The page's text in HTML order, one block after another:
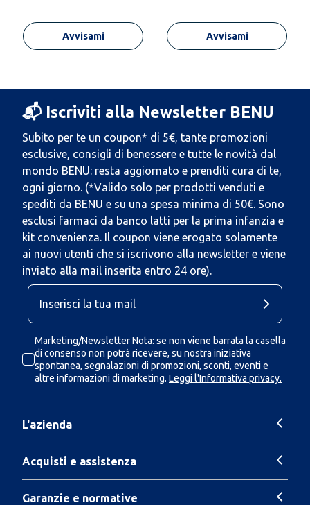
Avvisami Avvisami
📬 Iscriviti alla Newsletter BENU
Subito per te un coupon* di 5€, tante promozioni
esclusive, consigli di benessere e tutte le novità dal
mondo BENU: resta aggiornato e prenditi cura di te,
ogni giorno. (*Valido solo per prodotti venduti e
spediti da BENU e su una spesa minima di 50€. Sono
esclusi farmaci da banco latti per la prima infanzia e
kit convenienza. Il coupon viene erogato solamente
ai nuovi utenti che si iscrivono alla newsletter e viene
inviato alla mail inserita entro 24 ore).
Marketing/Newsletter Nota: se non viene barrata la casella
di consenso non potrà ricevere, su nostra iniziativa
spontanea, segnalazioni di promozioni, sconti, eventi e
altre informazioni di marketing. Leggi l'Informativa privacy.
L'azienda
Acquisti e assistenza
Garanzie e normative